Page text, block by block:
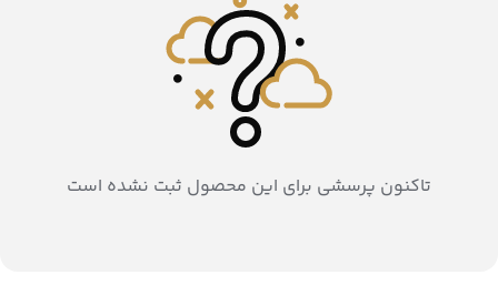
تاکنون پرسشی برای این محصول ثبت نشده است